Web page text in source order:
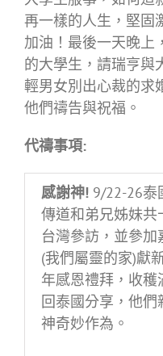
再一樣的人生，堅固
加油！最後一天晚上
的大學生，請瑞亨與
輕男女別出心裁的求
他們禱告與祝福。
代禱事項:
感謝神! 9/22-26泰
傳道和弟兄姊妹共
台灣參訪，並參加
(我們屬靈的家)獻
年感恩禮拜，收穫
回泰國分享，他們
神奇妙作為。